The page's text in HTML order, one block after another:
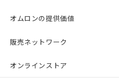
オムロンの提供価値
販売ネットワーク
オンラインストア